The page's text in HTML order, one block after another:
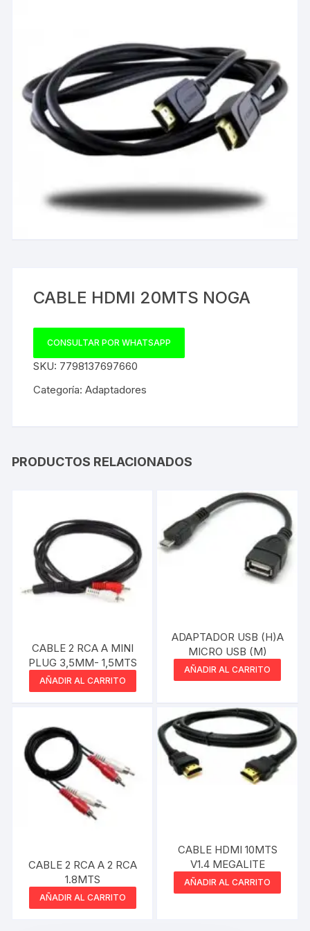
CABLE HDMI 20MTS NOGA
CONSULTAR POR WHATSAPP
SKU: 7798137697660
Categoría:Adaptadores
PRODUCTOS RELACIONADOS
CABLE 2 RCA A MINI
PLUG 3,5MM- 1,5MTS
AÑADIR AL CARRITO
ADAPTADOR USB (H)A
MICRO USB (M)
AÑADIR AL CARRITO
CABLE 2 RCA A 2 RCA
1.8MTS
AÑADIR AL CARRITO
CABLE HDMI 10MTS
V1.4 MEGALITE
AÑADIR AL CARRITO